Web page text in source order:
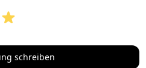
schreiben